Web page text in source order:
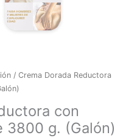
/ Crema Dorada Reductora
con
3800 g. (Galón)